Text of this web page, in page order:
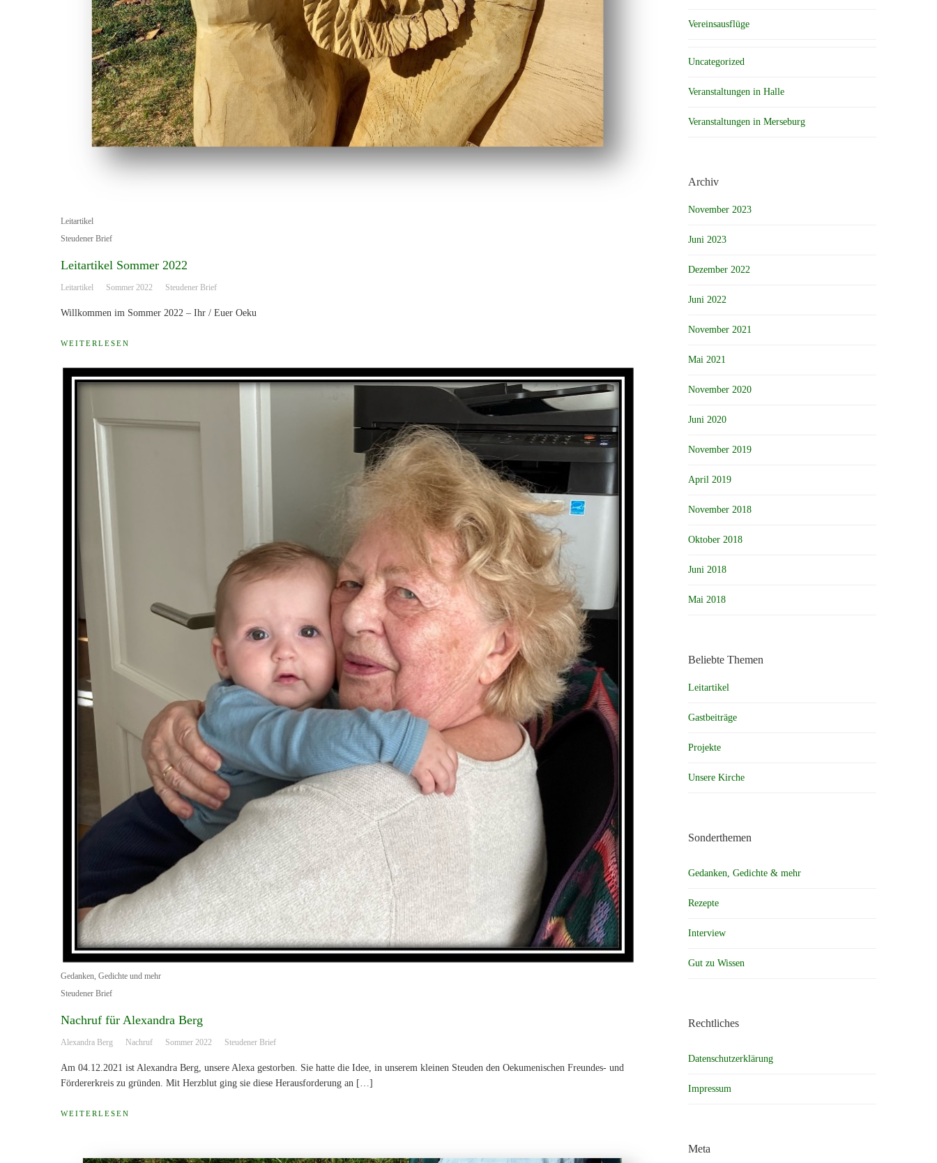
Leitartikel
Steudener Brief
Leitartikel Sommer 2022
Leitartikel Sommer 2022 Steudener Brief
Willkommen im Sommer 2022 – Ihr / Euer Oeku
WEITERLESEN
Gedanken, Gedichte und mehr
Steudener Brief
Nachruf für Alexandra Berg
Alexandra Berg Nachruf Sommer 2022 Steudener Brief
Am 04.12.2021 ist Alexandra Berg, unsere Alexa gestorben. Sie hatte die Idee, in unserem kleinen Steuden den Oekumenischen Freundes- und
Fördererkreis zu gründen. Mit Herzblut ging sie diese Herausforderung an […]
WEITERLESEN
Vereinsausflüge
Uncategorized
Veranstaltungen in Halle
Veranstaltungen in Merseburg
Archiv
November 2023
Juni 2023
Dezember 2022
Juni 2022
November 2021
Mai 2021
November 2020
Juni 2020
November 2019
April 2019
November 2018
Oktober 2018
Juni 2018
Mai 2018
Beliebte Themen
Leitartikel
Gastbeiträge
Projekte
Unsere Kirche
Sonderthemen
Gedanken, Gedichte & mehr
Rezepte
Interview
Gut zu Wissen
Rechtliches
Datenschutzerklärung
Impressum
Meta